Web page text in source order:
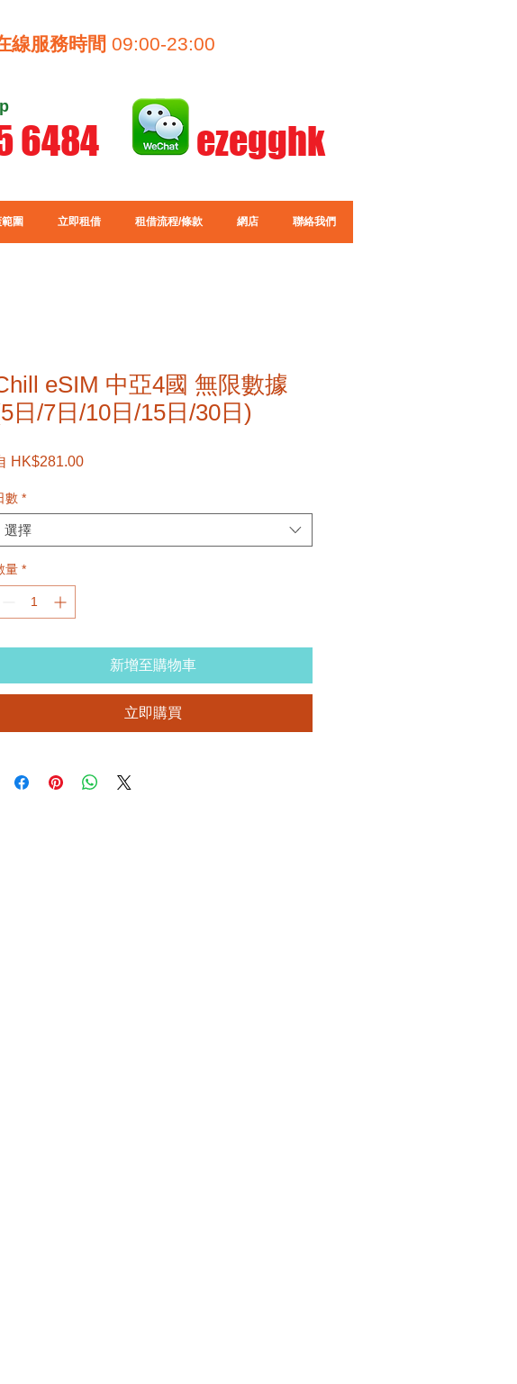
線服務時間 09:00-23:00
6484 ezegghk
圍 立即租借 租借流程/條款 網店 聯絡我們
eSIM 中亞4國 無限數據
日/7日/10日/15日/30日)
HK$281.00促
格
數 *
選擇
量 *
新增至購物車
立即購買